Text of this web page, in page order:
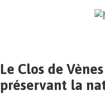
Le Clos de
préservant la